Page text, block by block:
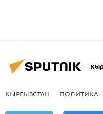
КЫРГЫЗСТАН ПОЛИТИКА